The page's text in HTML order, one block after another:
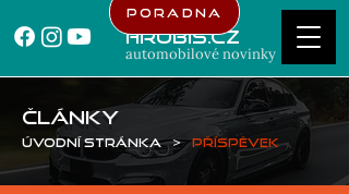
Hrubis.cz
automobilové novinky
Poradna
ČLÁNKY
Úvodní stránka > Příspěvek